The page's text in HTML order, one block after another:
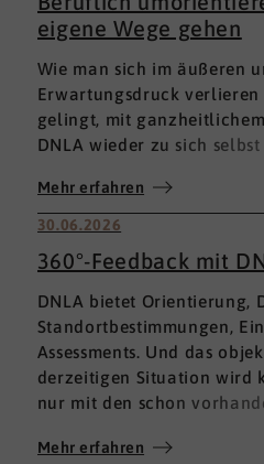
eigene Wege gehen
Wie man sich im äußeren
Erwartungsdruck verlieren
gelingt, mit
DNLA wieder zu sich selbst
Mehr erfahren
30.06.2026
360°-Feedback mit
DNLA bietet Orientierung,
Standortbestimmungen,
Assessments. Und das
derzeitigen Situation wird
nur mit den schon
umfassenden 360°-Feedback.
Mehr erfahren